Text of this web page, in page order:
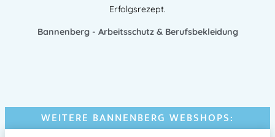
Erfolgsrezept.
Bannenberg - Arbeitsschutz & Berufsbekleidung
WEITERE BANNENBERG WEBSHOPS: